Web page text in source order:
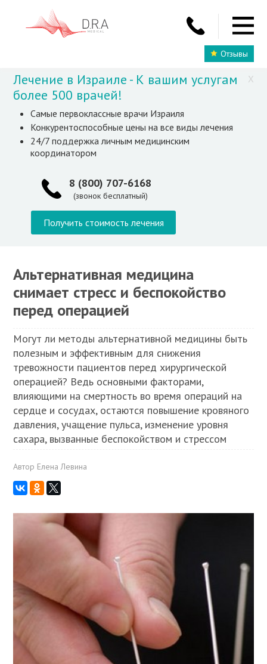
Отзывы
X
Лечение в Израиле - К вашим услугам
более 500 врачей!
Самые первоклассные врачи Израиля
Конкурентоспособные цены на все виды лечения
24/7 поддержка личным медицинским
координатором
8 (800) 707-6168
(звонок бесплатный)
Получить стоимость лечения
Альтернативная медицина
снимает стресс и беспокойство
перед операцией
Могут ли методы альтернативной медицины быть
полезным и эффективным для снижения
тревожности пациентов перед хирургической
операцией? Ведь основными факторами,
влияющими на смертность во время операций на
сердце и сосудах, остаются повышение кровяного
давления, учащение пульса, изменение уровня
сахара, вызванные беспокойством и стрессом
Автор Елена Левина